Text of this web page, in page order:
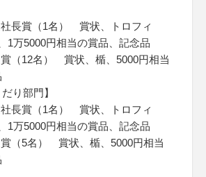
長賞（1名） 賞状、トロフィ
1万5000円相当の賞品、記念品
（12名） 賞状、楯、5000円相当
り部門】
長賞（1名） 賞状、トロフィ
1万5000円相当の賞品、記念品
（5名） 賞状、楯、5000円相当